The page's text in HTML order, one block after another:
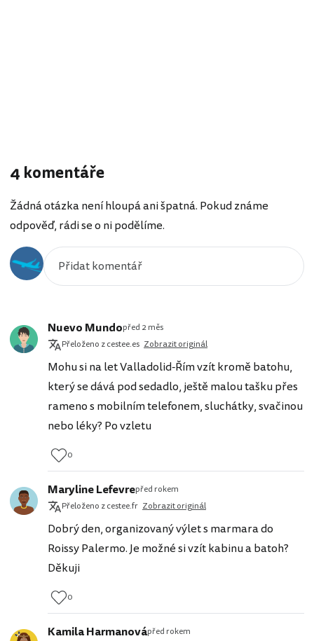
4 komentáře
Žádná otázka není hloupá ani špatná. Pokud známe
odpověď, rádi se o ni podělíme.
Nuevo Mundopřed 2 měs
Přeloženo z cestee.es Zobrazit originál
Mohu si na let Valladolid-Řím vzít kromě batohu,
který se dává pod sedadlo, ještě malou tašku přes
rameno s mobilním telefonem, sluchátky, svačinou
nebo léky? Po vzletu
0
Maryline Lefevrepřed rokem
Přeloženo z cestee.fr Zobrazit originál
Dobrý den, organizovaný výlet s marmara do
Roissy Palermo. Je možné si vzít kabinu a batoh?
Děkuji
0
Kamila Harmanovápřed rokem